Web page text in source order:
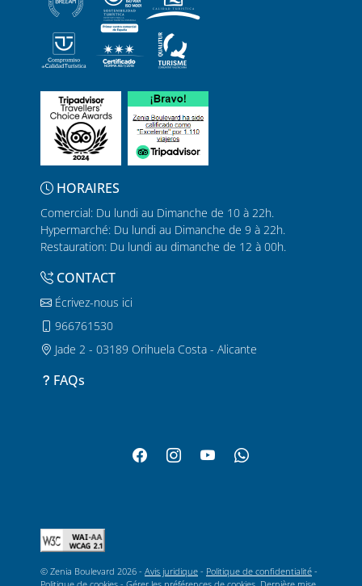
HORAIRES
Comercial: Du lundi au Dimanche de 10 à 22h.
Hypermarché: Du lundi au Dimanche de 9 à 22h.
Restauration: Du lundi au dimanche de 12 à 00h.
CONTACT
Écrivez-nous ici
966761530
Jade 2 - 03189 Orihuela Costa - Alicante
FAQs
© Zenia Boulevard 2026 - Avis juridique - Politique de confidentialité -